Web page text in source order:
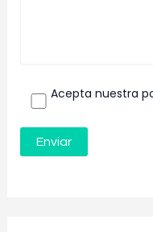
Acepta nuestra